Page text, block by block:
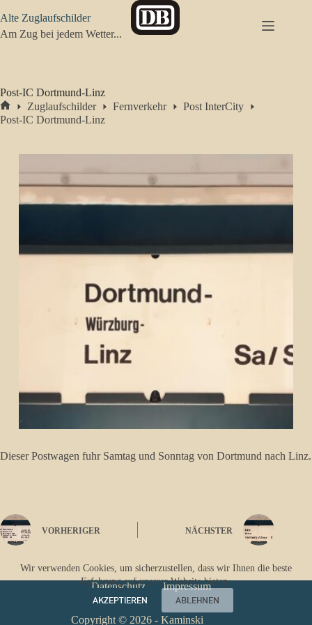
Inhalt
springen
Wir verwenden Cookies, um sicherzustellen, dass wir Ihnen die beste
Erfahrung auf unserer Website bieten.
AKZEPTIEREN
ABLEHNEN
Alte Zuglaufschilder
Am Zug bei jedem Wetter...
Post-IC Dortmund-Linz
Start
Zuglaufschilder Fernverkehr
Post InterCity
Post-IC Dortmund-Linz
Dieser Postwagen fuhr Samtag und Sonntag von Dortmund nach Linz.
VORHERIGER NÄCHSTER
Datenschutz Impressum
Copyright © 2026 - Kaminski